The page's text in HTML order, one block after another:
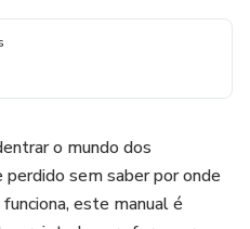
o mundo dos
sem saber por onde
este manual é